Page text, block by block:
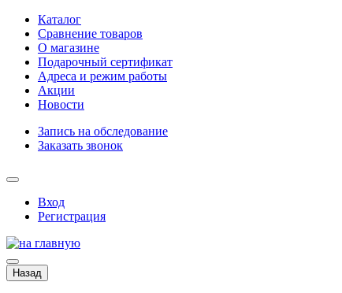
Каталог
Сравнение товаров
О магазине
Подарочный сертификат
Адреса и режим работы
Акции
Новости
Запись на обследование
Заказать звонок
Вход
Регистрация
Назад